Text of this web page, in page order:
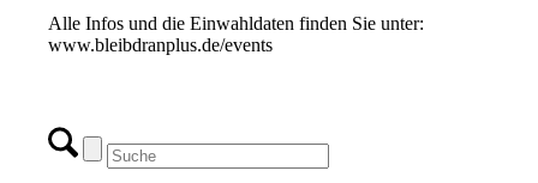
Alle Infos und die Einwahldaten finden Sie unter:
www.bleibdranplus.de/events